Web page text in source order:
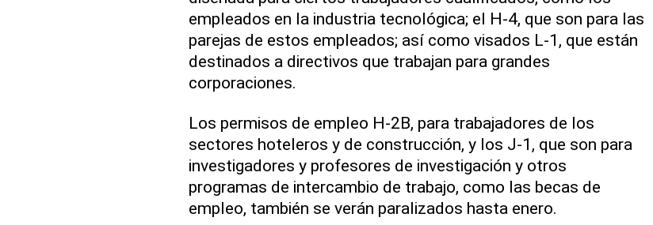
empleados en la industria tecnológica; el H-4, que son para las
parejas de estos empleados; así como visados L-1, que están
destinados a directivos que trabajan para grandes
corporaciones.
Los permisos de empleo H-2B, para trabajadores de los
sectores hoteleros y de construcción, y los J-1, que son para
investigadores y profesores de investigación y otros
programas de intercambio de trabajo, como las becas de
empleo, también se verán paralizados hasta enero.